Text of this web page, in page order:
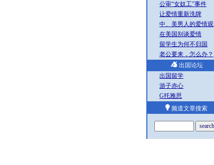
公审“女奴工”事件
让爱情重新洗牌
中、美男人的爱情观
在美国别谈爱情
留学生为何不归国
老公要来，怎么办？
出国论坛
出国留学
游子赤心
G托雅思
频道文章搜索